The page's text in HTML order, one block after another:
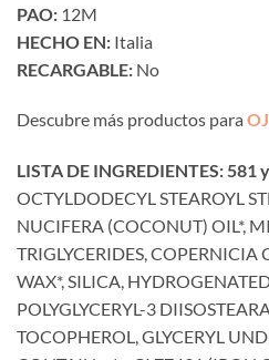
PAO: 12M
HECHO EN: Italia
RECARGABLE: No
Descubre más productos para
LISTA DE INGREDIENTES: 581
OCTYLDODECYL STEAROYL
NUCIFERA (COCONUT) OIL*,
TRIGLYCERIDES, COPERNICIA
WAX*, SILICA,
POLYGLYCERYL-3
TOCOPHEROL, GLYCERYL